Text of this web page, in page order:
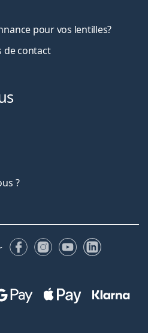
pour vos lentilles?
de contact
?
FacebookInstagram
YouTubeLinkedIn